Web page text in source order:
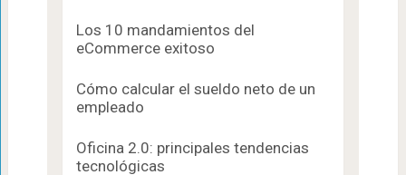
Los 10 mandamientos del
eCommerce exitoso
Cómo calcular el sueldo neto de un
empleado
Oficina 2.0: principales tendencias
tecnológicas